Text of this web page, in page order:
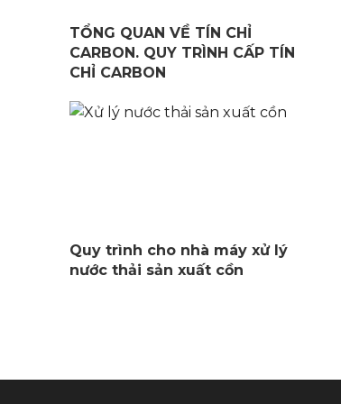
TỔNG QUAN VỀ TÍN CHỈ
CARBON. QUY TRÌNH CẤP TÍN
CHỈ CARBON
Quy trình cho nhà máy xử lý
nước thải sản xuất cồn